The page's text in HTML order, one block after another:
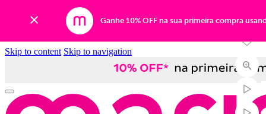
Ganhe 10% OFF na sua primeira compra
Skip to content Skip to navigation